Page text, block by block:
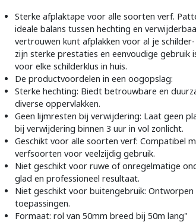
Sterke afplaktape voor alle soorten verf.
ideale balans tussen hechting en
vertrouwen kunt afplakken voor al je
zijn sterke prestaties en eenvoudige gebruik
voor elke schilderklus in huis.
De productvoordelen in een oogopslag:
Sterke hechting: Biedt betrouwbare en
diverse oppervlakken.
Geen lijmresten bij verwijdering: Laat geen
bij verwijdering binnen 3 uur in vol zonlicht.
Geschikt voor alle soorten verf: Compatibel
verfsoorten voor veelzijdig gebruik.
Niet geschikt voor ruwe of onregelmatige
glad en professioneel resultaat.
Niet geschikt voor buitengebruik: Ontworpen
toepassingen.
Formaat: rol van 50mm breed bij 50m lang"